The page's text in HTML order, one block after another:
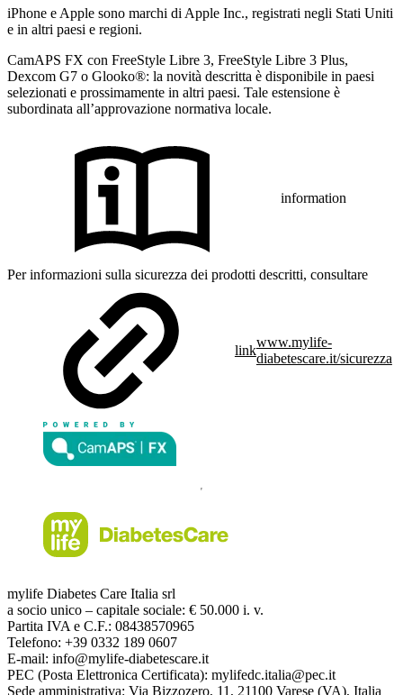
iPhone e Apple sono marchi di Apple Inc., registrati negli Stati Uniti
e in altri paesi e regioni.
CamAPS FX con FreeStyle Libre 3, FreeStyle Libre 3 Plus,
Dexcom G7 o Glooko®: la novità descritta è disponibile in paesi
selezionati e prossimamente in altri paesi. Tale estensione è
subordinata all’approvazione normativa locale.
information
Per informazioni sulla sicurezza dei prodotti descritti, consultare
link
www.mylife-
diabetescare.it/sicurezza
mylife Diabetes Care Italia srl
a socio unico – capitale sociale: € 50.000 i. v.
Partita IVA e C.F.: 08438570965
Telefono: +39 0332 189 0607
E-mail: info@mylife-diabetescare.it
PEC (Posta Elettronica Certificata): mylifedc.italia@pec.it
Sede amministrativa: Via Bizzozero, 11, 21100 Varese (VA), Italia